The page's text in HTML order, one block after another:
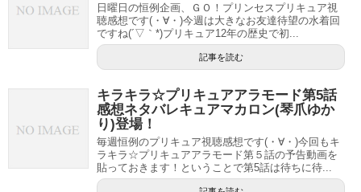
今週は戦闘よかったですねースパークルの蹴りからのこの
表情がよかった笑
グレースの迫力と台詞でグッときた
前半の先生エピソードからの説得力が凄い#precure
pic.twitter.com/3cz6oFKBl8
日曜日の恒例企画、ＧＯ！プリンセスプリキュア視
聴感想です(・∀・)今週は大きなお友達待望の水着回
ですね(´▽｀*)プリキュア12年の歴史で初...
記事を読む
キラキラ☆プリキュアアラモード第5話
感想ネタバレキュアマカロン(琴爪ゆか
り)登場！
毎週恒例のプリキュア視聴感想です(・∀・)今回もキ
ラキラ☆プリキュアアラモード第５話の予告動画を
貼っておきます！ということで第5話は待ちに待...